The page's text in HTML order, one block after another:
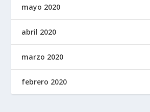
mayo 2020
abril 2020
marzo 2020
febrero 2020